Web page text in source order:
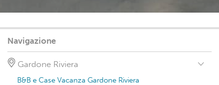
Navigazione
Gardone Riviera
B&B e Case Vacanza Gardone Riviera